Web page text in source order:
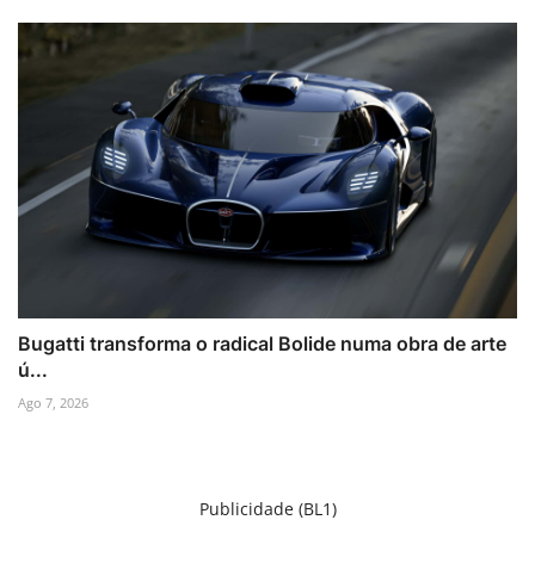
Bugatti transforma o radical Bolide numa obra de arte
ú...
Ago 7, 2026
Publicidade (BL1)